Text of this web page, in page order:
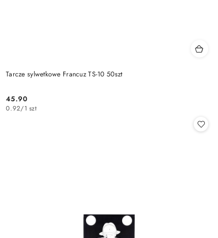
Tarcze sylwetkowe Francuz TS-10 50szt
Cena:
45.90
0.92/1 szt